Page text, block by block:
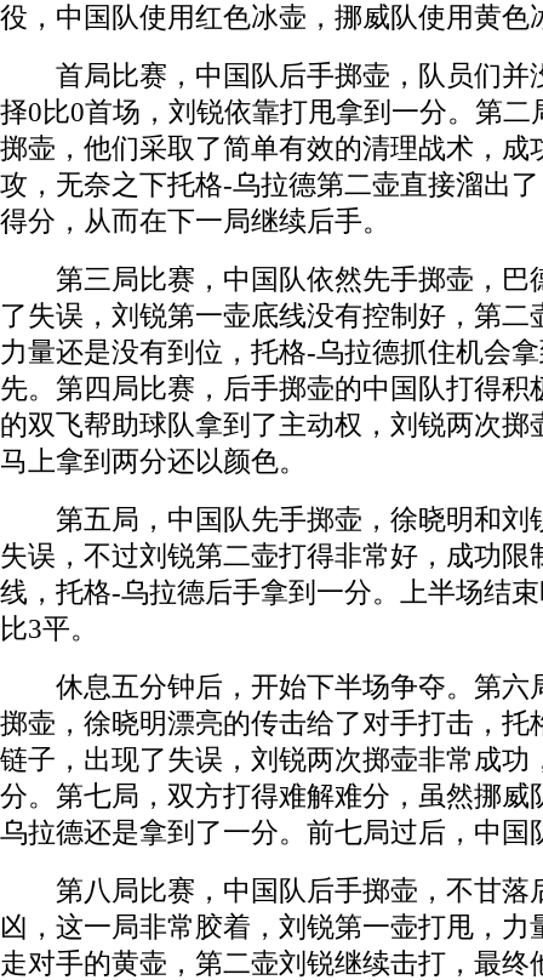
役，中国队使用红色冰壶，挪威队使用黄色
首局比赛，中国队后手掷壶，队员们并
择0比0首场，刘锐依靠打甩拿到一分。第二
掷壶，他们采取了简单有效的清理战术，成
攻，无奈之下托格-乌拉德第二壶直接溜出
得分，从而在下一局继续后手。
第三局比赛，中国队依然先手掷壶，巴
了失误，刘锐第一壶底线没有控制好，第二
力量还是没有到位，托格-乌拉德抓住机会
先。第四局比赛，后手掷壶的中国队打得积
的双飞帮助球队拿到了主动权，刘锐两次掷
马上拿到两分还以颜色。
第五局，中国队先手掷壶，徐晓明和刘
失误，不过刘锐第二壶打得非常好，成功限
线，托格-乌拉德后手拿到一分。上半场结
比3平。
休息五分钟后，开始下半场争夺。第六
掷壶，徐晓明漂亮的传击给了对手打击，托
链子，出现了失误，刘锐两次掷壶非常成功
分。第七局，双方打得难解难分，虽然挪威
乌拉德还是拿到了一分。前七局过后，中国
第八局比赛，中国队后手掷壶，不甘落
凶，这一局非常胶着，刘锐第一壶打甩，力
走对手的黄壶，第二壶刘锐继续击打，最终